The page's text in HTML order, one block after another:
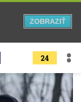
24
ZOBRAZIŤ